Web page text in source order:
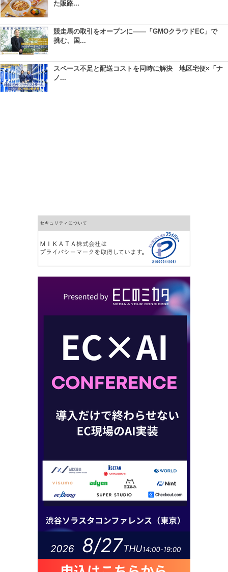
た販路...
競走馬の取引をオープンに――「GMOクラウドEC」で
挑む、国...
スペース不足と配送コストを同時に解決 地区宅便×「ナ
ノ...